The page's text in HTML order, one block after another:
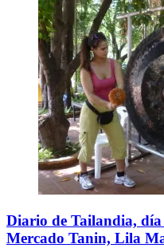
Diario de Tailandia,
Mercado Tanin, Lila